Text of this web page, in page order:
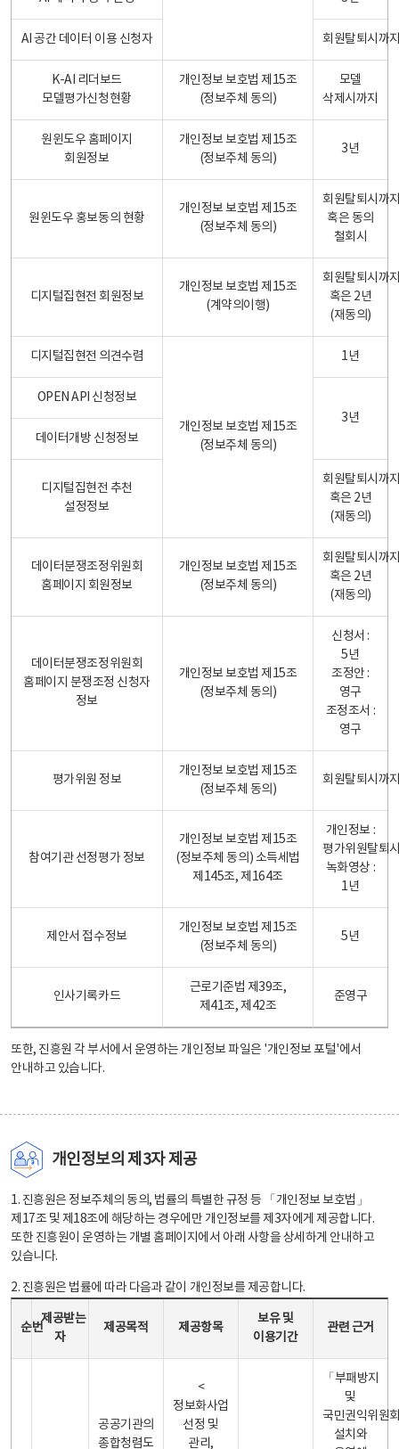
AI 공간 데이터 이용 신청자 회원탈퇴시까
K-AI 리더보드
모델평가신청현황
개인정보 보호법 제15조
(정보주체 동의)
모델
삭제시까지
원윈도우 홈페이지
회원정보
개인정보 보호법 제15조
(정보주체 동의)
3년
원윈도우 홍보동의 현황
개인정보 보호법 제15조
(정보주체 동의)
회원탈퇴시까
혹은 동의
철회시
디지털집현전 회원정보
개인정보 보호법 제15조
(계약의이행)
회원탈퇴시까
혹은 2년
(재동의)
디지털집현전 의견수렴
개인정보 보호법 제15조
(정보주체 동의)
1년
OPEN API 신청정보
3년
데이터개방 신청정보
디지털집현전 추천
설정정보
회원탈퇴시까
혹은 2년
(재동의)
데이터분쟁조정위원회
홈페이지 회원정보
개인정보 보호법 제15조
(정보주체 동의)
회원탈퇴시까
혹은 2년
(재동의)
데이터분쟁조정위원회
홈페이지 분쟁조정 신청자
정보
개인정보 보호법 제15조
(정보주체 동의)
신청서 :
5년
조정안 :
영구
조정조서 :
영구
평가위원 정보
개인정보 보호법 제15조
(정보주체 동의)
회원탈퇴시까
참여기관 선정평가 정보
개인정보 보호법 제15조
(정보주체 동의) 소득세법
제145조, 제164조
개인정보 :
평가위원탈퇴
녹화영상 :
1년
제안서 접수정보
개인정보 보호법 제15조
(정보주체 동의)
5년
인사기록카드
근로기준법 제39조,
제41조, 제42조
준영구
또한, 진흥원 각 부서에서 운영하는 개인정보 파일은 '개인정보 포털'에서
안내하고 있습니다.
개인정보의 제3자 제공
1. 진흥원은 정보주체의 동의, 법률의 특별한 규정 등 「개인정보 보호법」
제17조 및 제18조에 해당하는 경우에만 개인정보를 제3자에게 제공합니다.
또한 진흥원이 운영하는 개별 홈페이지에서 아래 사항을 상세하게 안내하고
있습니다.
2. 진흥원은 법률에 따라 다음과 같이 개인정보를 제공합니다.
순번
제공받는
자
제공목적 제공항목
보유 및
이용기간
관련 근거
공공기관의
종합청렴도
<
정보화사업
선정 및
관리,
「부패방지
및
국민권익위원
설치와